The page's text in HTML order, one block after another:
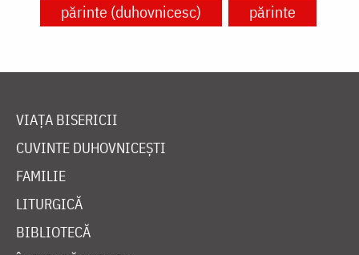
părinte (duhovnicesc) părinte
VIAȚA BISERICII
CUVINTE DUHOVNICEȘTI
FAMILIE
LITURGICĂ
BIBLIOTECĂ